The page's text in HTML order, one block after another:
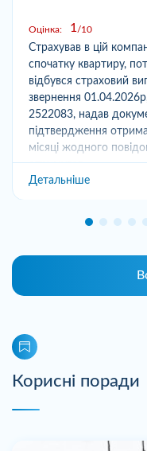
Оцінка: 1 10
Страхував в цій
спочатку квартиру,
відбувся страховий
звернення
2522083, надав
підтвердження
місяці жодного
отримував,...
Детальніше
Корисні поради